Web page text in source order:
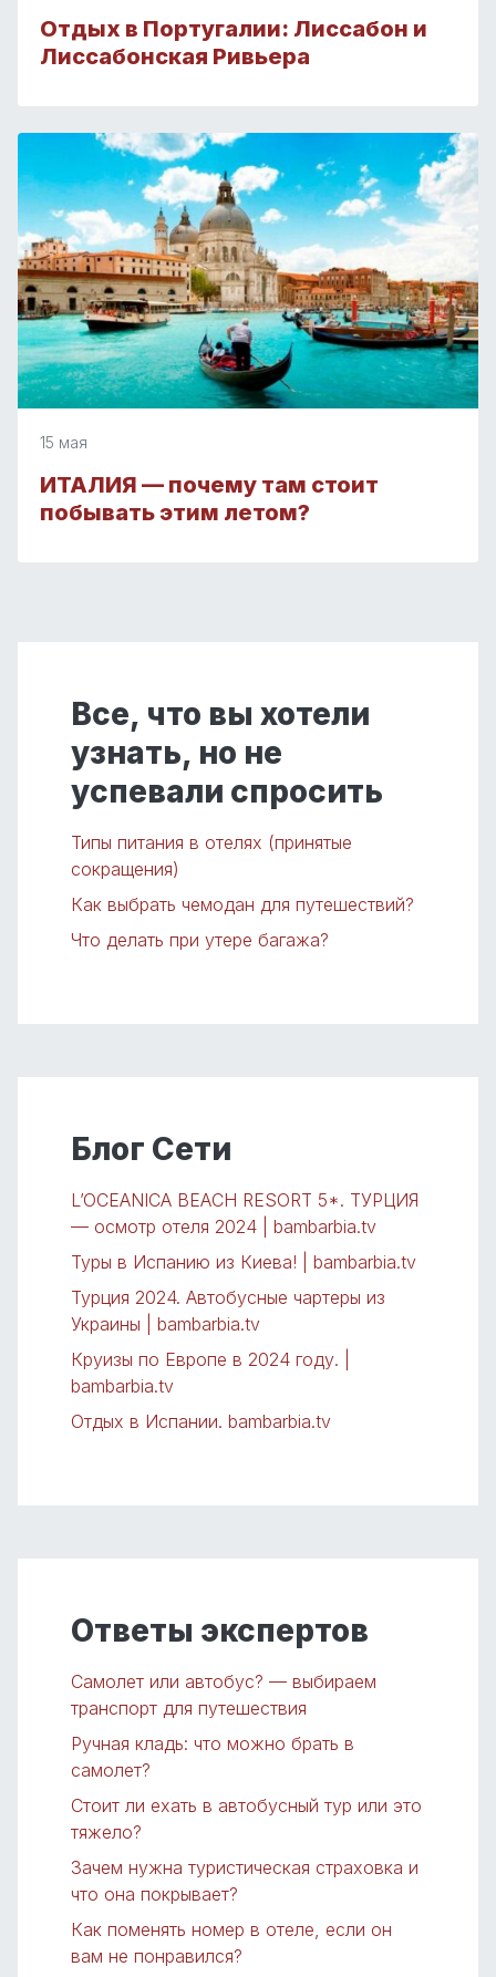
Отдых в Португалии: Лиссабон и
Лиссабонская Ривьера
15 мая
ИТАЛИЯ — почему там стоит
побывать этим летом?
Все, что вы хотели
узнать, но не
успевали спросить
Типы питания в отелях (принятые
сокращения)
Как выбрать чемодан для путешествий?
Что делать при утере багажа?
Блог Сети
L’OCEANICA BEACH RESORT 5*. ТУРЦИЯ
— осмотр отеля 2024 | bambarbia.tv
Туры в Испанию из Киева! | bambarbia.tv
Турция 2024. Автобусные чартеры из
Украины | bambarbia.tv
Круизы по Европе в 2024 году. |
bambarbia.tv
Отдых в Испании. bambarbia.tv
Ответы экспертов
Самолет или автобус? — выбираем
транспорт для путешествия
Ручная кладь: что можно брать в
самолет?
Стоит ли ехать в автобусный тур или это
тяжело?
Зачем нужна туристическая страховка и
что она покрывает?
Как поменять номер в отеле, если он
вам не понравился?